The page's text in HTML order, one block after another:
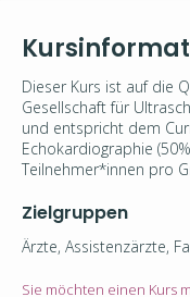
Dieser Kurs ist auf die
Gesellschaft für
und entspricht dem
Echokardiographie (
Teilnehmer*innen pro
Zielgruppen
Ärzte, Assistenzärzte,
Sie möchten einen Kurs